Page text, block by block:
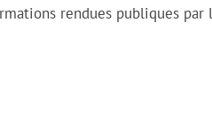
rendues publiques par